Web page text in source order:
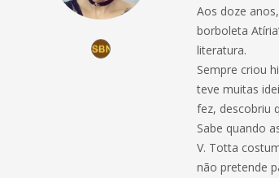
Aos doze
borboleta
literatura.
Sempre criou
teve muitas
fez, descobriu
Sabe quando
V. Totta
não pretende